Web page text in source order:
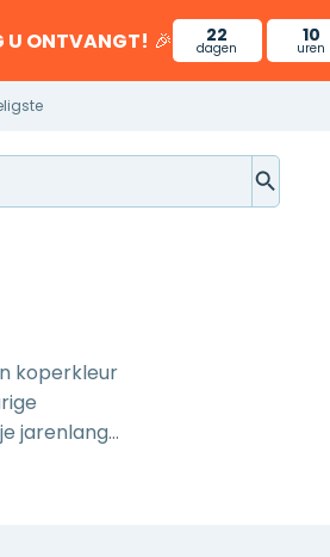
U ONTVANGT! 🎉 22
dagen
10
uren
koperkleur
jarenlang
praktische